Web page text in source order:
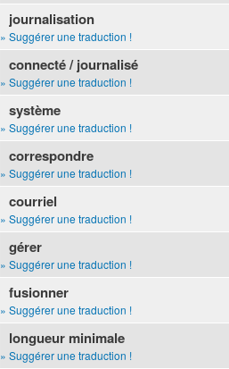
journalisation
» Suggérer une traduction !
connecté / journalisé
» Suggérer une traduction !
système
» Suggérer une traduction !
correspondre
» Suggérer une traduction !
courriel
» Suggérer une traduction !
gérer
» Suggérer une traduction !
fusionner
» Suggérer une traduction !
longueur minimale
» Suggérer une traduction !